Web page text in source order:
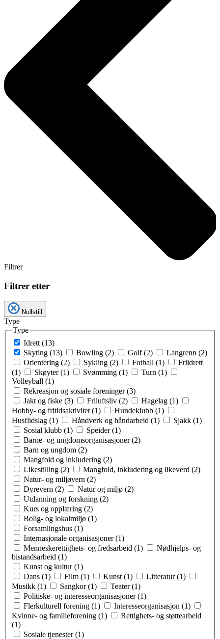
Filtrer
Filtrer etter
Nullstill
Type
Type
Idrett (13)
Skyting (13)
Bowling (2) Golf (2)
Langrenn (2)
Orientering (2)
Sykling (2) Fotball (1)
Friidrett
(1)
Skøyter (1) Svømming (1)
Turn (1)
Volleyball (1)
Rekreasjon og sosiale foreninger (3)
Jakt og fiske (3)
Friluftsliv (2)
Hagelag (1)
Hobby- og fritidsaktivitet (1)
Hundeklubb (1)
Husflidslag (1)
Håndverk og håndarbeid (1)
Sjakk (1)
Sosial klubb (1)
Speider (1)
Barne- og ungdomsorganisasjoner (2)
Barn og ungdom (2)
Mangfold og inkludering (2)
Likestilling (2)
Mangfold, inkludering og likeverd (2)
Natur- og miljøvern (2)
Dyrevern (2)
Natur og miljø (2)
Utdanning og forskning (2)
Kurs og opplæring (2)
Bolig- og lokalmiljø (1)
Forsamlingshus (1)
Internasjonale organisasjoner (1)
Menneskerettighets- og fredsarbeid (1)
Nødhjelps- og
bistandsarbeid (1)
Kunst og kultur (1)
Dans (1)
Film (1) Kunst (1)
Litteratur (1)
Musikk (1)
Sangkor (1)
Teater (1)
Politiske- og interesseorganisasjoner (1)
Flerkulturell forening (1)
Interesseorganisasjon (1)
Kvinne- og familieforening (1)
Rettighets- og støttearbeid
(1)
Sosiale tjenester (1)